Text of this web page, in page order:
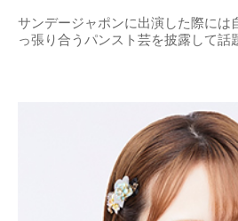
サンデージャポンに出演した際には
っ張り合うパンスト芸を披露して話